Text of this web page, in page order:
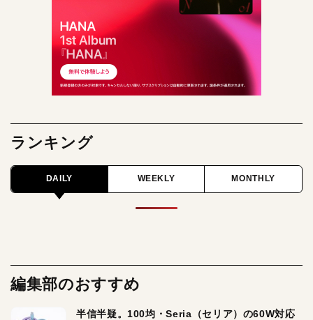
ランキング
DAILY WEEKLY MONTHLY
編集部のおすすめ
半信半疑。100均・Seria（セリア）の60W対応